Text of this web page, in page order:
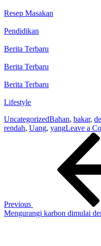
Resep Masakan
Pendidikan
Berita Terbaru
Berita Terbaru
Berita Terbaru
Lifestyle
UncategorizedBahan, bakar,
rendah, Uang, yangLeave a
Previous
Mengurangi karbon dimulai